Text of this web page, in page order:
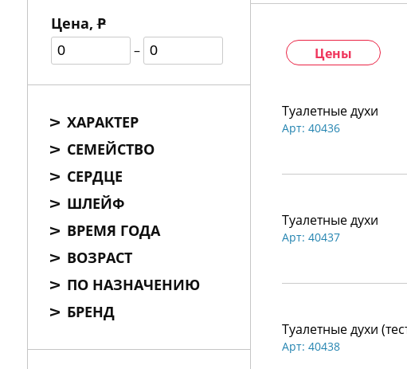
Цена,Р
–
ХАРАКТЕР
СЕМЕЙСТВО
СЕРДЦЕ
ШЛЕЙФ
ВРЕМЯ ГОДА
ВОЗРАСТ
ПО НАЗНАЧЕНИЮ
БРЕНД
Цены
Туалетные духи
Арт: 40436
Туалетные духи
Арт: 40437
Туалетные духи
Арт: 40438